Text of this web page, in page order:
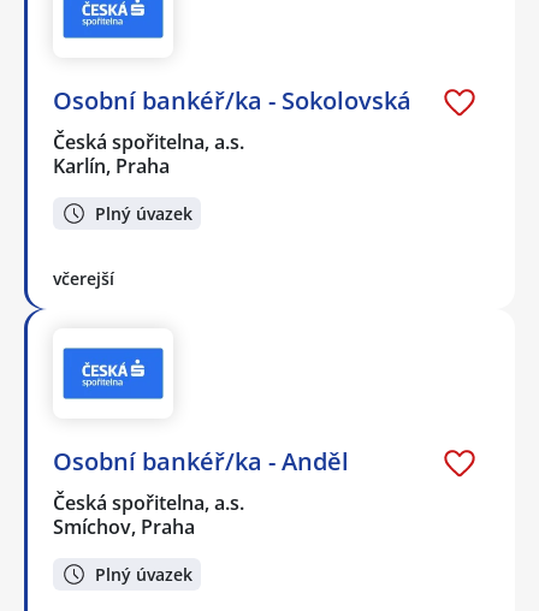
Osobní bankéř/ka - Sokolovská
Česká spořitelna, a.s.
Karlín, Praha
Plný úvazek
včerejší
Osobní bankéř/ka - Anděl
Česká spořitelna, a.s.
Smíchov, Praha
Plný úvazek